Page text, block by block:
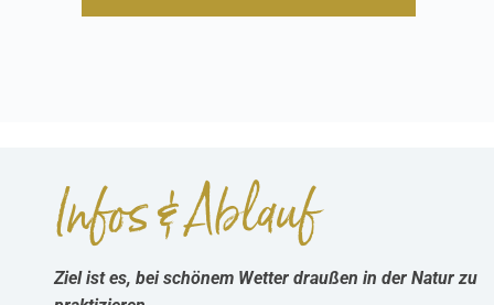
Infos & Ablauf
Ziel ist es, bei schönem Wetter draußen in der Natur zu